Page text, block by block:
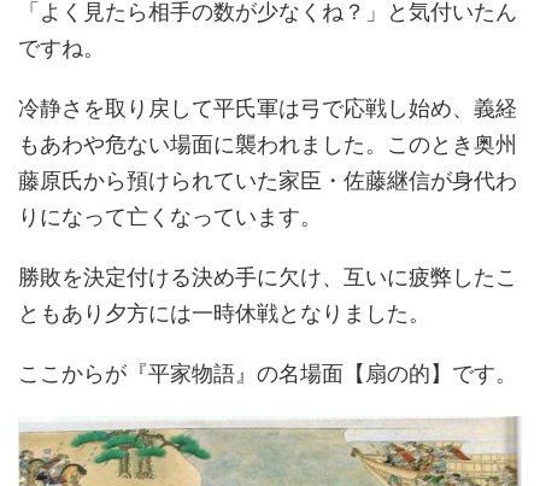
「よく見たら相手の数が少なくね？」と気付いたん
ですね。
冷静さを取り戻して平氏軍は弓で応戦し始め、義経
もあわや危ない場面に襲われました。このとき奥州
藤原氏から預けられていた家臣・佐藤継信が身代わ
りになって亡くなっています。
勝敗を決定付ける決め手に欠け、互いに疲弊したこ
ともあり夕方には一時休戦となりました。
ここからが『平家物語』の名場面【扇の的】です。